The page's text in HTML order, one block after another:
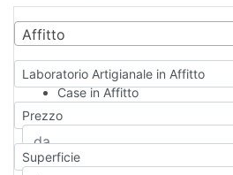
Affitto
Laboratorio Artigianale in Affitto
Case in Affitto
Qualsiasi
Appartamento
Casa indipendente
Casa Semi-indipendente
Prezzo
Superficie